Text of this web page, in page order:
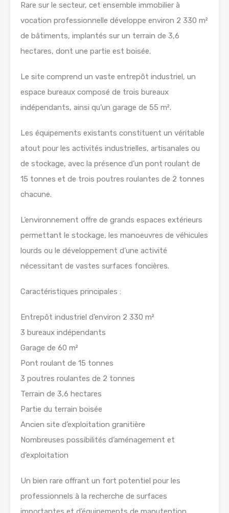
Rare sur le secteur, cet ensemble immobilier à
vocation professionnelle développe environ 2 330 m²
de bâtiments, implantés sur un terrain de 3,6
hectares, dont une partie est boisée.
Le site comprend un vaste entrepôt industriel, un
espace bureaux composé de trois bureaux
indépendants, ainsi qu’un garage de 55 m².
Les équipements existants constituent un véritable
atout pour les activités industrielles, artisanales ou
de stockage, avec la présence d’un pont roulant de
15 tonnes et de trois poutres roulantes de 2 tonnes
chacune.
L’environnement offre de grands espaces extérieurs
permettant le stockage, les manoeuvres de véhicules
lourds ou le développement d’une activité
nécessitant de vastes surfaces foncières.
Caractéristiques principales :
Entrepôt industriel d’environ 2 330 m²
3 bureaux indépendants
Garage de 60 m²
Pont roulant de 15 tonnes
3 poutres roulantes de 2 tonnes
Terrain de 3,6 hectares
Partie du terrain boisée
Ancien site d’exploitation granitière
Nombreuses possibilités d’aménagement et
d’exploitation
Un bien rare offrant un fort potentiel pour les
professionnels à la recherche de surfaces